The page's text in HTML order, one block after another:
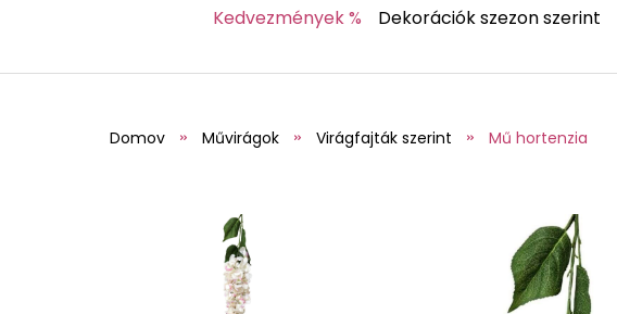
Kedvezmények % Dekorációk szezon szerint
Domov Művirágok Virágfajták szerint Mű hortenzia